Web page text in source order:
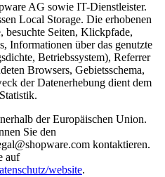
AG sowie IT-Dienstleister.
Local Storage. Die erhobenen
besuchte Seiten, Klickpfade,
Informationen über das genutzte
Betriebssystem), Referrer
Browsers, Gebietsschema,
der Datenerhebung dient dem
der Europäischen Union.
Sie den
kontaktieren.
auf
website.